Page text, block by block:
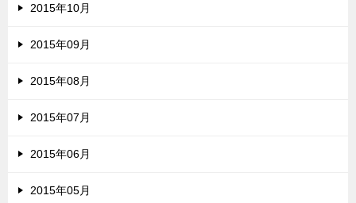
2015年10月
2015年09月
2015年08月
2015年07月
2015年06月
2015年05月